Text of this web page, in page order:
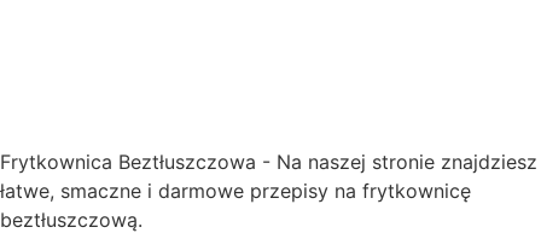
Frytkownica Beztłuszczowa - Na naszej stronie znajdziesz
łatwe, smaczne i darmowe przepisy na frytkownicę
beztłuszczową.